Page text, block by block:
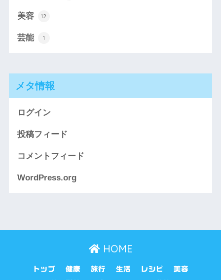
美容 12
芸能 1
メタ情報
ログイン
投稿フィード
コメントフィード
WordPress.org
HOME
トップ 健康 旅行 生活 レシピ
美容